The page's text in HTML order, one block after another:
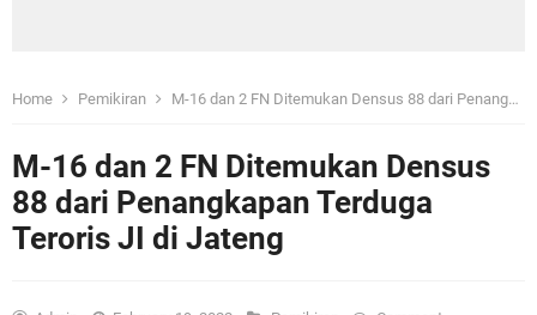
Home Pemikiran M-16 dan 2 FN Ditemukan Densus 88 dari Penangkapan Terduga Teroris JI di Jateng
M-16 dan 2 FN Ditemukan Densus
88 dari Penangkapan Terduga
Teroris JI di Jateng